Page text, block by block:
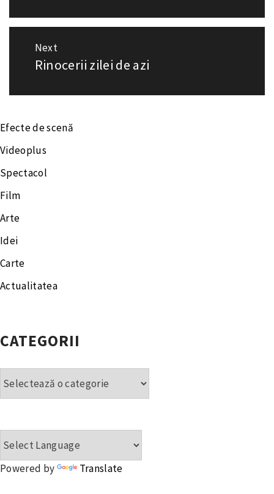
articole
Next
Next
Rinocerii zilei de azi
Efecte de scenă
Videoplus
Spectacol
Film
Arte
Idei
Carte
Actualitatea
CATEGORII
Powered by Translate